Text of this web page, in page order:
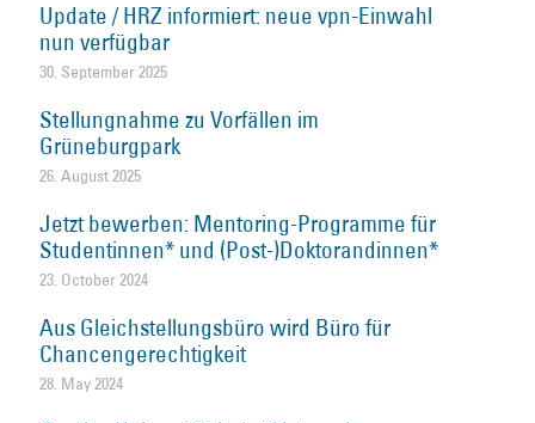
Update / HRZ informiert: neue vpn-Einwahl
nun verfügbar
30. September 2025
Stellungnahme zu Vorfällen im
Grüneburgpark
26. August 2025
Jetzt bewerben: Mentoring-Programme für
Studentinnen* und (Post-)Doktorandinnen*
23. October 2024
Aus Gleichstellungsbüro wird Büro für
Chancengerechtigkeit
28. May 2024